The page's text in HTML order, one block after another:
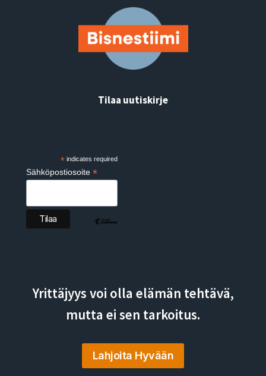
Tilaa uutiskirje
*indicates required
Sähköpostiosoite *
Yrittäjyys voi olla elämän tehtävä,
mutta ei sen tarkoitus.
Lahjoita Hyvään